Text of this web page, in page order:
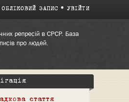
ЗАПИС УВІЙТИ
репресій в СРСР. База
про людей.
стаття